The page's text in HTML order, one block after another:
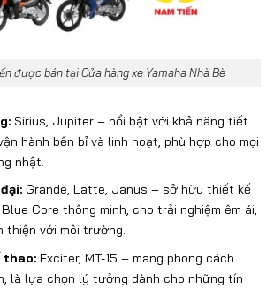
được bán tại Cửa hàng xe Yamaha Nhà Bè
Sirius, Jupiter– nổi bật với khả năng tiết
hành bền bỉ và linh hoạt, phù hợp cho mọi
nhật.
đại: Grande, Latte, Janus– sở hữu thiết kế
Core thông minh, cho trải nghiệmêm ái,
thiện với môi trường.
thao: Exciter, MT-15– mang phong cách
là lựa chọn lý tưởng dành cho những tín